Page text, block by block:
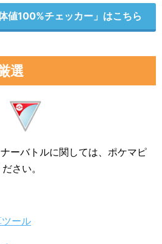
値100%チェッカー」はこちら
選
ーバトルに関しては、ポケマピ
さい。
ール